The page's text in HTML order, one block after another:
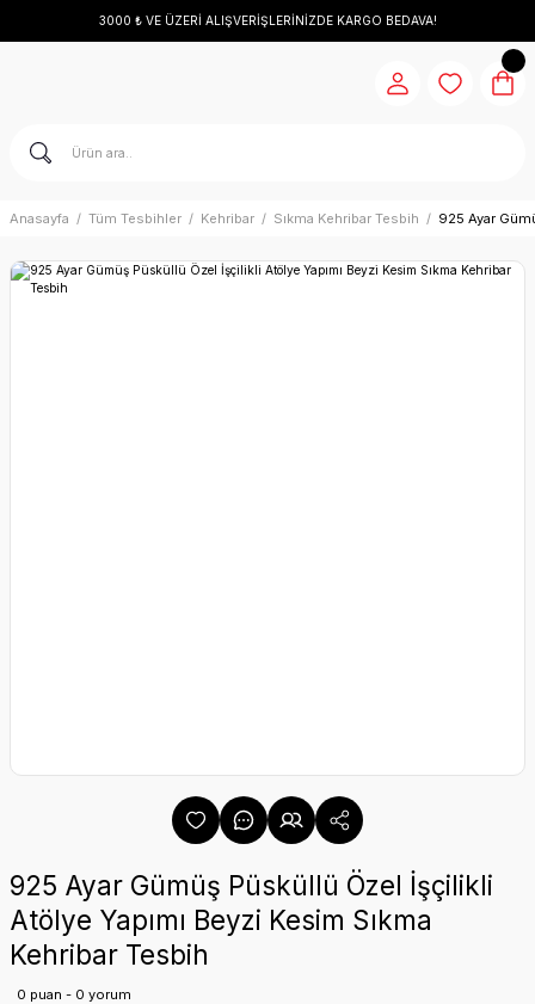
3000 ₺ VE ÜZERİ ALIŞVERİŞLERİNİZDE KARGO BEDAVA!
Anasayfa Tüm Tesbihler Kehribar Sıkma Kehribar Tesbih 925 Ayar
925 Ayar Gümüş Püsküllü Özel İşçilikli
Atölye Yapımı Beyzi Kesim Sıkma
Kehribar Tesbih
0 puan - 0 yorum